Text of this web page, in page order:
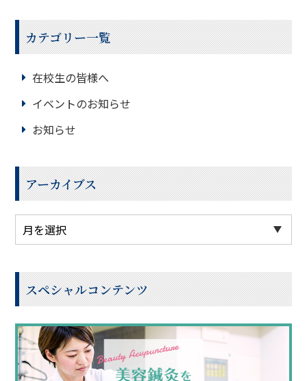
カテゴリー一覧
在校生の皆様へ
イベントのお知らせ
お知らせ
アーカイブス
スペシャルコンテンツ